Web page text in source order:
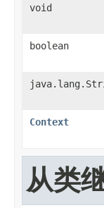
void
boolean
Context
从类